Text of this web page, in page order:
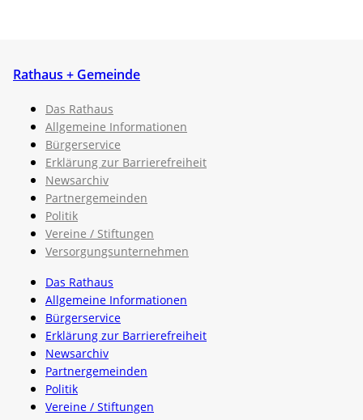
Rathaus + Gemeinde
Das Rathaus
Allgemeine Informationen
Bürgerservice
Erklärung zur Barrierefreiheit
Newsarchiv
Partnergemeinden
Politik
Vereine / Stiftungen
Versorgungsunternehmen
Das Rathaus
Allgemeine Informationen
Bürgerservice
Erklärung zur Barrierefreiheit
Newsarchiv
Partnergemeinden
Politik
Vereine / Stiftungen